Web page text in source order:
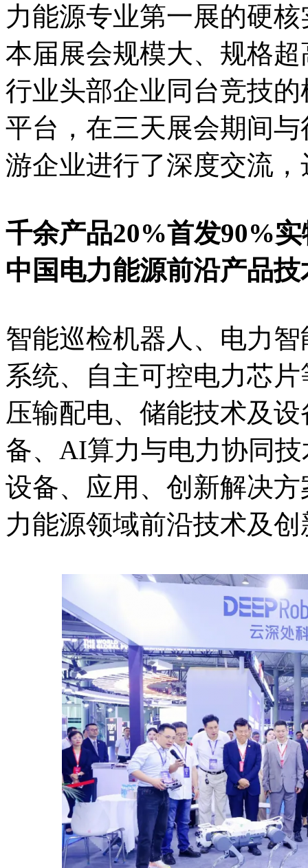
力能源专业第一展的硬
本届展会规模大、规格
行业头部企业同台竞技
平台，在三天展会期间
游企业进行了深度交流
千余产品20%首发90%
中国电力能源前沿产品
智能巡检机器人、电力
系统、自主可控电力芯
压输配电、储能技术及
备、AI算力与电力协同
设备、应用、创新解决
力能源领域前沿技术及